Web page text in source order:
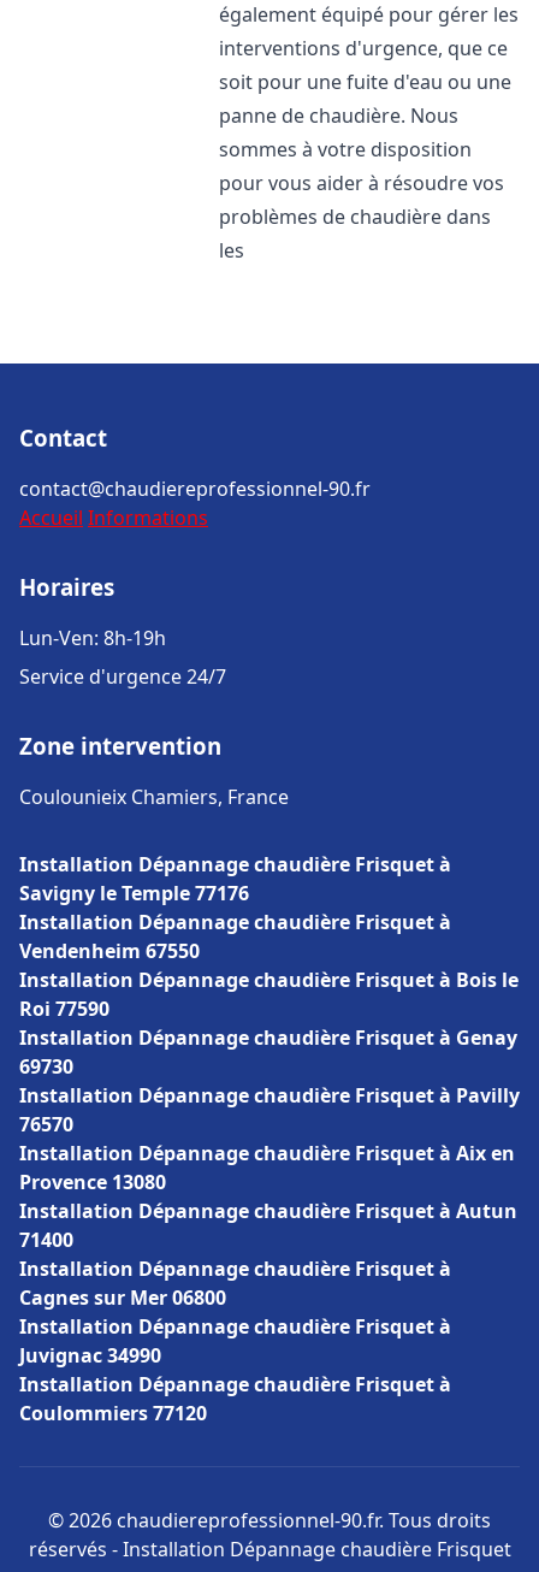
également équipé pour gérer les
interventions d'urgence, que ce
soit pour une fuite d'eau ou une
panne de chaudière. Nous
sommes à votre disposition
pour vous aider à résoudre vos
problèmes de chaudière dans
les
Contact
contact@chaudiereprofessionnel-90.fr
Accueil Informations
Horaires
Lun-Ven: 8h-19h
Service d'urgence 24/7
Zone intervention
Coulounieix Chamiers, France
Installation Dépannage chaudière Frisquet à
Savigny le Temple 77176
Installation Dépannage chaudière Frisquet à
Vendenheim 67550
Installation Dépannage chaudière Frisquet à Bois le
Roi 77590
Installation Dépannage chaudière Frisquet à Genay
69730
Installation Dépannage chaudière Frisquet à Pavilly
76570
Installation Dépannage chaudière Frisquet à Aix en
Provence 13080
Installation Dépannage chaudière Frisquet à Autun
71400
Installation Dépannage chaudière Frisquet à
Cagnes sur Mer 06800
Installation Dépannage chaudière Frisquet à
Juvignac 34990
Installation Dépannage chaudière Frisquet à
Coulommiers 77120
© 2026 chaudiereprofessionnel-90.fr. Tous droits
réservés - Installation Dépannage chaudière Frisquet